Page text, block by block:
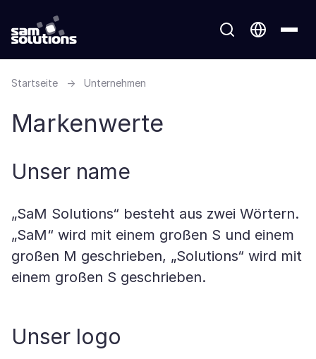
Startseite → Unternehmen
Markenwerte
Unser name
„SaM Solutions“ besteht aus zwei Wörtern.
„SaM“ wird mit einem großen S und einem
großen M geschrieben, „Solutions“ wird mit
einem großen S geschrieben.
Unser logo